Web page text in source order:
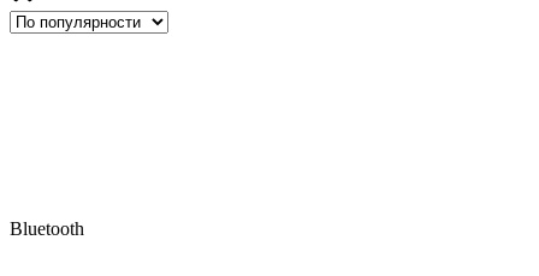
Bluetooth